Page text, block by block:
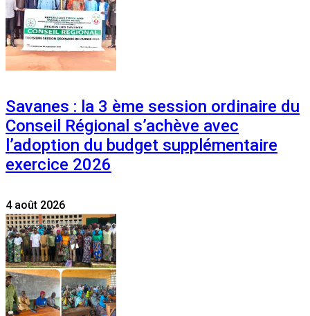
Savanes : la 3 ème session ordinaire du
Conseil Régional s’achève avec
l’adoption du budget supplémentaire
exercice 2026
4 août 2026